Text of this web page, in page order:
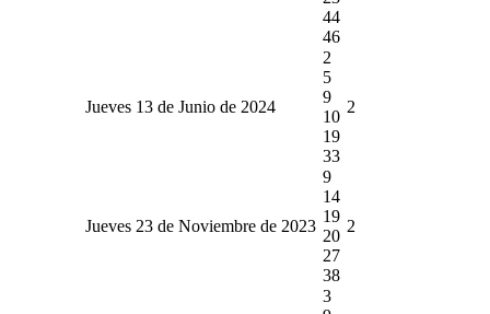
44
46
Jueves 13 de Junio de 2024
2
5
9
10
19
33
2
Jueves 23 de Noviembre de 2023
9
14
19
20
27
38
2
3